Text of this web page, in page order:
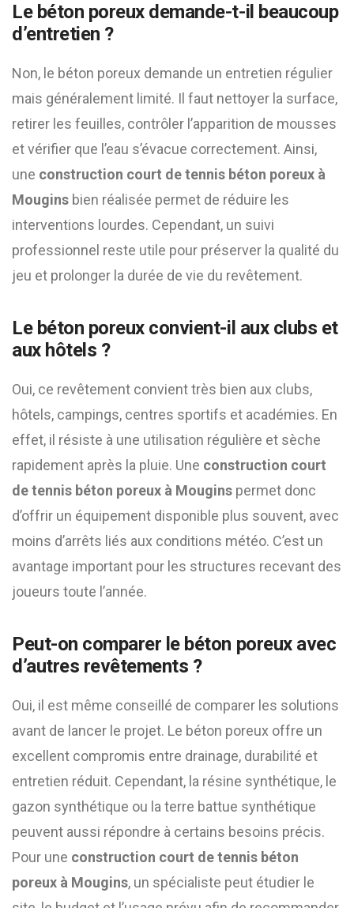
Le béton poreux demande-t-il beaucoup
d’entretien ?
Non, le béton poreux demande un entretien régulier
mais généralement limité. Il faut nettoyer la surface,
retirer les feuilles, contrôler l’apparition de mousses
et vérifier que l’eau s’évacue correctement. Ainsi,
une construction court de tennis béton poreux à
Mougins bien réalisée permet de réduire les
interventions lourdes. Cependant, un suivi
professionnel reste utile pour préserver la qualité du
jeu et prolonger la durée de vie du revêtement.
Le béton poreux convient-il aux clubs et
aux hôtels ?
Oui, ce revêtement convient très bien aux clubs,
hôtels, campings, centres sportifs et académies. En
effet, il résiste à une utilisation régulière et sèche
rapidement après la pluie. Une construction court
de tennis béton poreux à Mougins permet donc
d’offrir un équipement disponible plus souvent, avec
moins d’arrêts liés aux conditions météo. C’est un
avantage important pour les structures recevant des
joueurs toute l’année.
Peut-on comparer le béton poreux avec
d’autres revêtements ?
Oui, il est même conseillé de comparer les solutions
avant de lancer le projet. Le béton poreux offre un
excellent compromis entre drainage, durabilité et
entretien réduit. Cependant, la résine synthétique, le
gazon synthétique ou la terre battue synthétique
peuvent aussi répondre à certains besoins précis.
Pour une construction court de tennis béton
poreux à Mougins, un spécialiste peut étudier le